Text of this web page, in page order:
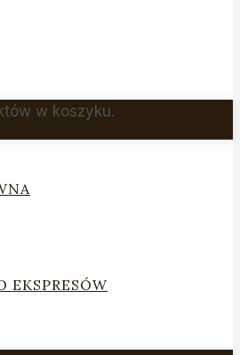
w koszyku.
EKSPRESÓW